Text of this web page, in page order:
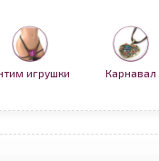
игрушки Карнавал